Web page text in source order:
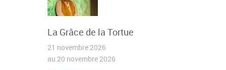
La Grâce de la Tortue
21 novembre 2026
au 20 novembre 2026